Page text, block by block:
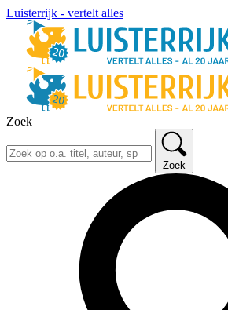
Luisterrijk - vertelt alles
Zoek
Zoek